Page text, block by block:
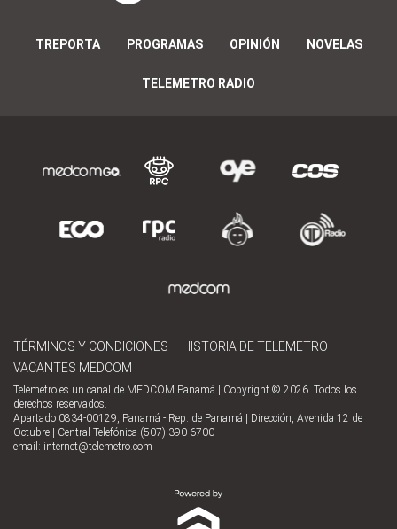
TREPORTA PROGRAMAS OPINIÓN NOVELAS
TELEMETRO RADIO
TÉRMINOS Y CONDICIONES
HISTORIA DE TELEMETRO
VACANTES MEDCOM
Telemetro es un canal de MEDCOM Panamá | Copyright © 2026. Todos los
derechos reservados.
Apartado 0834-00129, Panamá - Rep. de Panamá | Dirección, Avenida 12 de
Octubre | Central Telefónica (507) 390-6700
email: internet@telemetro.com